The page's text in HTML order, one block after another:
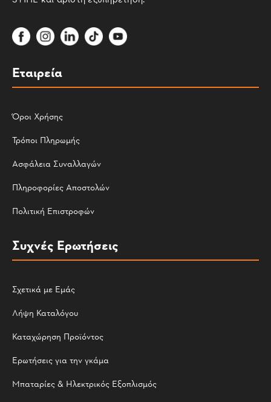
Εταιρεία
Όροι Χρήσης
Τρόποι Πληρωμής
Ασφάλεια Συναλλαγών
Πληροφορίες Αποστολών
Πολιτική Επιστροφών
Συχνές Ερωτήσεις
Σχετικά με Εμάς
Λήψη Καταλόγου
Καταχώρηση Προϊόντος
Ερωτήσεις για την γκάμα
Μπαταρίες & Ηλεκτρικός Εξοπλισμός